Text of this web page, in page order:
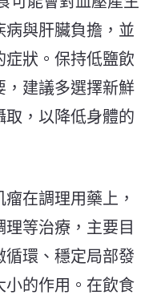
病與肝臟負擔，並
症狀。保持低鹽飲
，建議多選擇新鮮
取，以降低身體的
在調理用藥上，
等治療，主要目
循環、穩定局部發
小的作用。在飲食